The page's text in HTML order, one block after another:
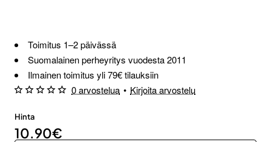
Toimitus 1–2 päivässä
Suomalainen perheyritys vuodesta 2011
Ilmainen toimitus yli 79€ tilauksiin
0 arvostelua • Kirjoita arvostelu
Hinta
10.90€